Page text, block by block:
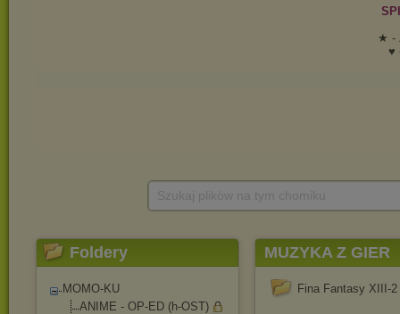
Foldery
MOMO-KU
ANIME - OP-ED (h-OST)
MUZYKA Z GIER
Fina Fantasy XIII-2